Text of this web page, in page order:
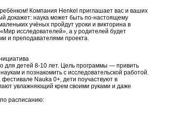
Компания Henkel приглашает вас и ваших
докажет: наука может быть по-настоящему
учёных пройдут уроки и викторина в
исследователей», а у родителей будет
и преподавателями проекта.
для детей 8-10 лет. Цель программы — привить
и познакомить с исследовательской работой.
Nauka 0+, дети поучаствуют в
увлажняющий крем своими руками и даже
расписанию: